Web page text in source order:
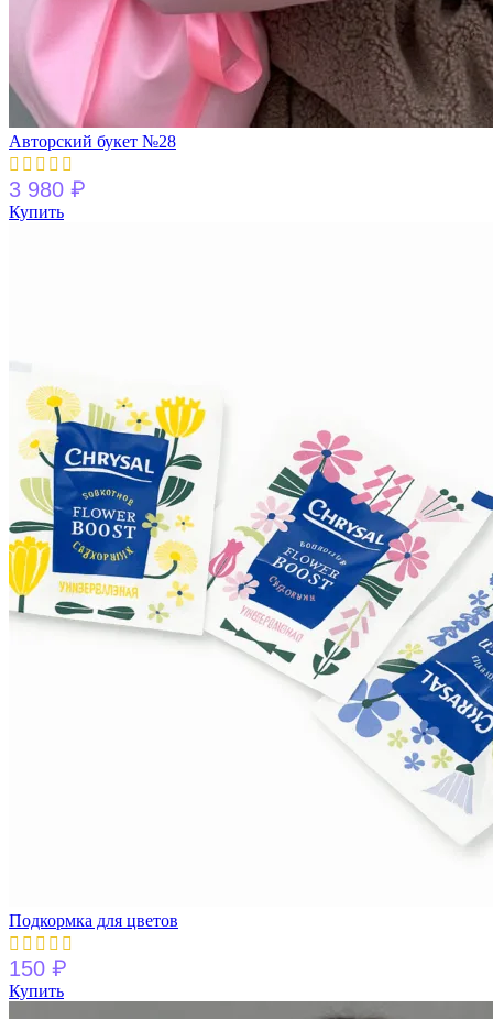
Авторский букет №28
3 980 ₽
Купить
Подкормка для цветов
150 ₽
Купить